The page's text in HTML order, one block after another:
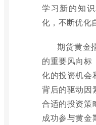
学习新的知
化，不断优化
期货黄金
的重要风向标
化的投资机会
背后的驱动因
合适的投资策
成功参与黄金